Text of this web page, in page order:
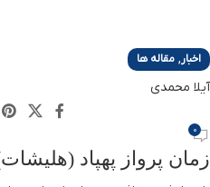
اخبار, مقاله ها
آیلا محمدی
0
زمان پرواز پهپاد